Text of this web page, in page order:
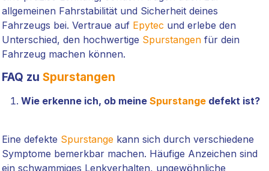
allgemeinen Fahrstabilität und Sicherheit deines
Fahrzeugs bei. Vertraue auf Epytec und erlebe den
Unterschied, den hochwertige Spurstangenfür dein
Fahrzeug machen können.
FAQ zu Spurstangen
Wie erkenne ich, ob meine Spurstangedefekt ist?
Eine defekte Spurstangekann sich durch verschiedene
Symptome bemerkbar machen. Häufige Anzeichen sind
ein schwammiges Lenkverhalten, ungewöhnliche